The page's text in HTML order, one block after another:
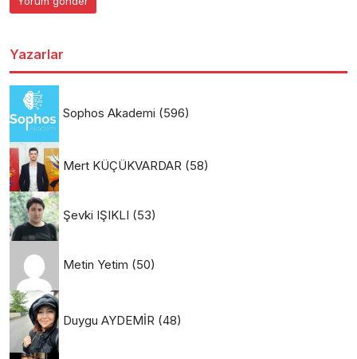
Yazarlar
Sophos Akademi (596)
Mert KÜÇÜKVARDAR (58)
Şevki IŞIKLI (53)
Metin Yetim (50)
Duygu AYDEMİR (48)